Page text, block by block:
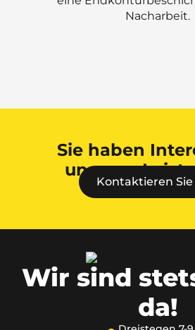
Nacharbeit.
Sie haben
unseren
Kontaktieren Sie
Wir sind
da!